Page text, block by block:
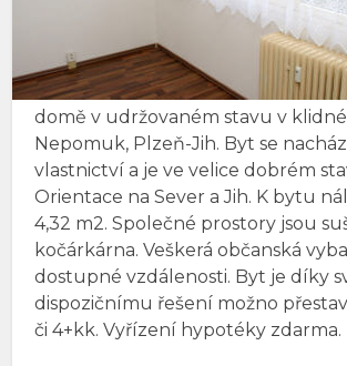
domě v udržovaném stavu v klidné
Nepomuk, Plzeň-Jih. Byt se
vlastnictví a je ve velice dobrém
Orientace na Sever a Jih. K bytu
4,32 m2. Společné prostory jsou
kočárkárna. Veškerá občanská
dostupné vzdálenosti. Byt je díky
dispozičnímu řešení možno
či 4+kk. Vyřízení hypotéky zdarma.